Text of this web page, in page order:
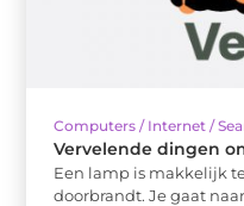
Computers / Internet /
Vervelende dingen
Een lamp is makkelijk
doorbrandt. Je gaat